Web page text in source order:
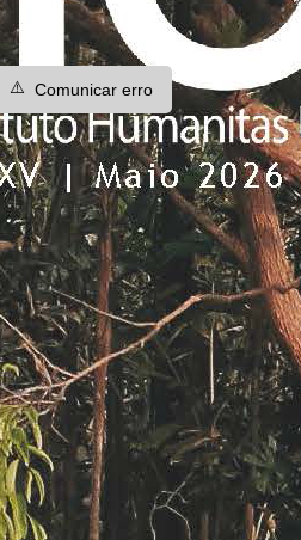
⚠️ Comunicar erro